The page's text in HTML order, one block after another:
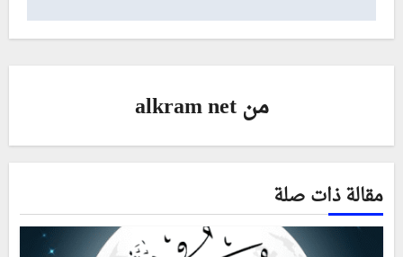
منalkram net
مقالة ذات صلة